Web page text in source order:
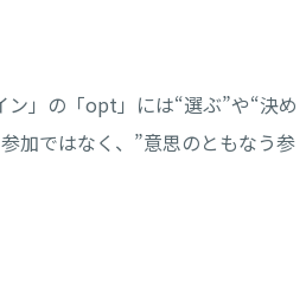
ン」の「opt」には“選ぶ”や“決め
加ではなく、”意思のともなう参